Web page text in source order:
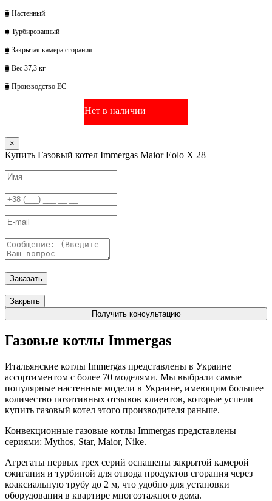
⧯ Настенный
⧯ Турбированный
⧯ Закрытая камера сгорания
⧯ Вес 37,3 кг
⧯ Производство ЕС
Нет в наличии
×
Купить Газовый котел Immergas Maior Eolo X 28
Заказать
Закрыть
Получить консультацию
Газовые котлы Immergas
Итальянские котлы Immergas представлены в Украине
ассортиментом с более 70 моделями. Мы выбрали самые
популярные настенные модели в Украине, имеющим большее
количество позитивных отзывов клиентов, которые успели
купить газовый котел этого производителя раньше.
Конвекционные газовые котлы Immergas представлены
сериями: Mythos, Star, Maior, Nike.
Агрегаты первых трех серий оснащены закрытой камерой
сжигания и турбиной для отвода продуктов сгорания через
коаксиальную трубу до 2 м, что удобно для установки
оборудования в квартире многоэтажного дома.